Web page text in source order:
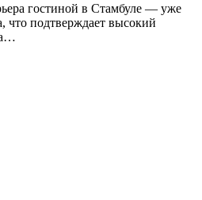
гостиной в Стамбуле — уже
что подтверждает высокий